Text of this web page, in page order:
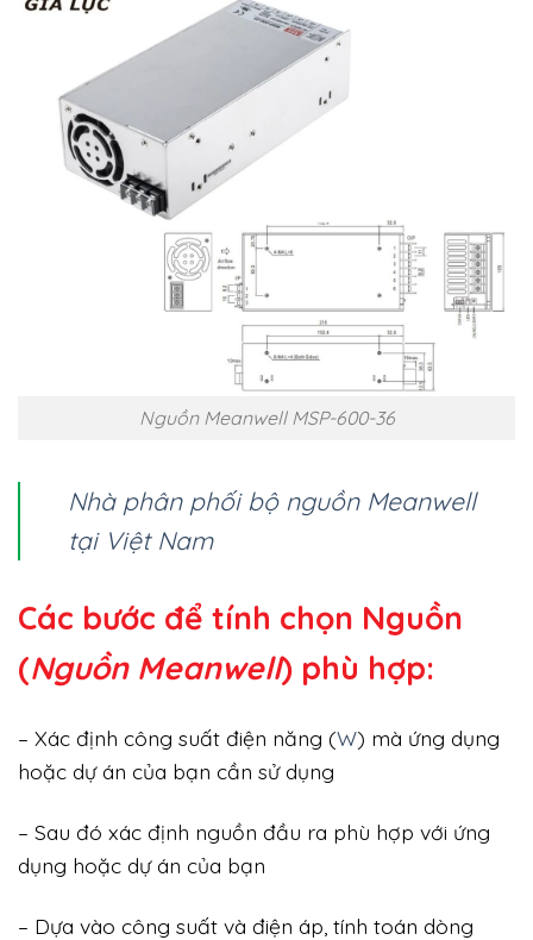
Nguồn Meanwell MSP-600-36
Nhà phân phối bộ nguồn Meanwell
tại Việt Nam
Các bước để tính chọn Nguồn
(Nguồn Meanwell) phù hợp:
– Xác định công suất điện năng (W) mà ứng dụng
hoặc dự án của bạn cần sử dụng
– Sau đó xác định nguồn đầu ra phù hợp với ứng
dụng hoặc dự án của bạn
– Dựa vào công suất và điện áp, tính toán dòng